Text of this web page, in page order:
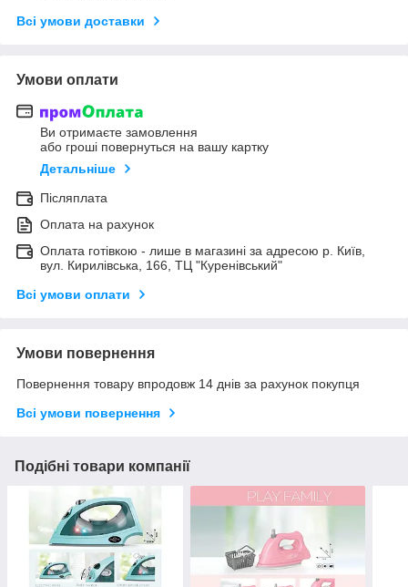
Всі умови доставки
Умови оплати
Ви отримаєте замовлення
або гроші повернуться на вашу картку
Детальніше
Післяплата
Оплата на рахунок
Оплата готівкою - лише в магазині за адресою р. Київ,
вул. Кирилівська, 166, ТЦ "Куренівський"
Всі умови оплати
Умови повернення
Повернення товару впродовж 14 днів за рахунок покупця
Всі умови повернення
Подібні товари компанії